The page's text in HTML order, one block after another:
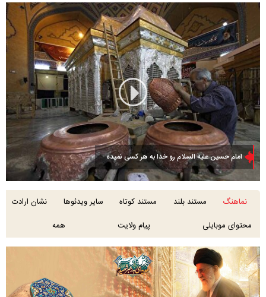
امام حسین علیه السلام رو خدا به هر کسی نمیده
نماهنگ مستند بلند مستند کوتاه سایر ویدئوها
نشان ارادت
محتوای موبایلی
پیام ولایت همه